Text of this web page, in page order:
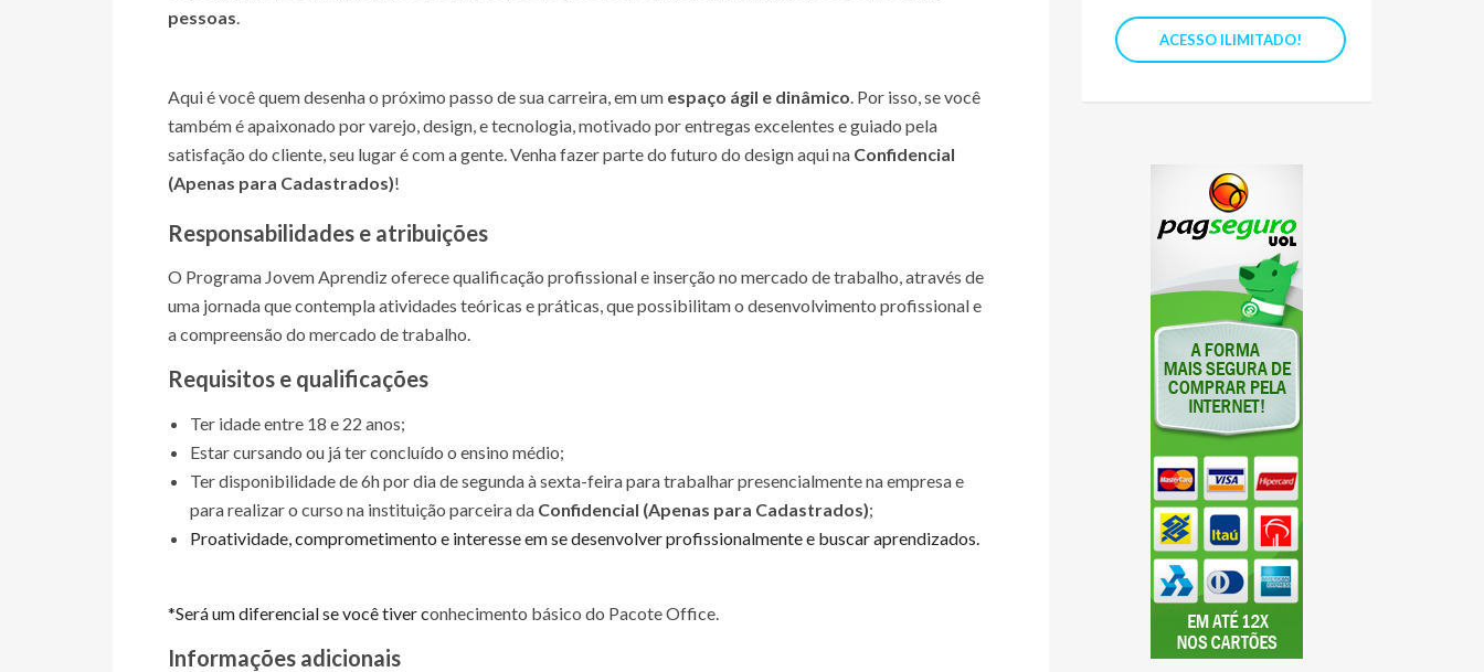
pessoas.
Aqui é você quem desenha o próximo passo de sua carreira, em um espaço ágil e dinâmico. Por isso, se você
também é apaixonado por varejo, design, e tecnologia, motivado por entregas excelentes e guiado pela
satisfação do cliente, seu lugar é com a gente. Venha fazer parte do futuro do design aqui na Confidencial
(Apenas para Cadastrados)!
Responsabilidades e atribuições
O Programa Jovem Aprendiz oferece qualificação profissional e inserção no mercado de trabalho, através de
uma jornada que contempla atividades teóricas e práticas, que possibilitam o desenvolvimento profissional e
a compreensão do mercado de trabalho.
Requisitos e qualificações
Ter idade entre 18 e 22 anos;
Estar cursando ou já ter concluído o ensino médio;
Ter disponibilidade de 6h por dia de segunda à sexta-feira para trabalhar presencialmente na empresa e
para realizar o curso na instituição parceira da Confidencial (Apenas para Cadastrados);
Proatividade, comprometimento e interesse em se desenvolver profissionalmente e buscar aprendizados.
*Será um diferencial se você tiver conhecimento básico do Pacote Office.
Informações adicionais
ACESSO ILIMITADO!